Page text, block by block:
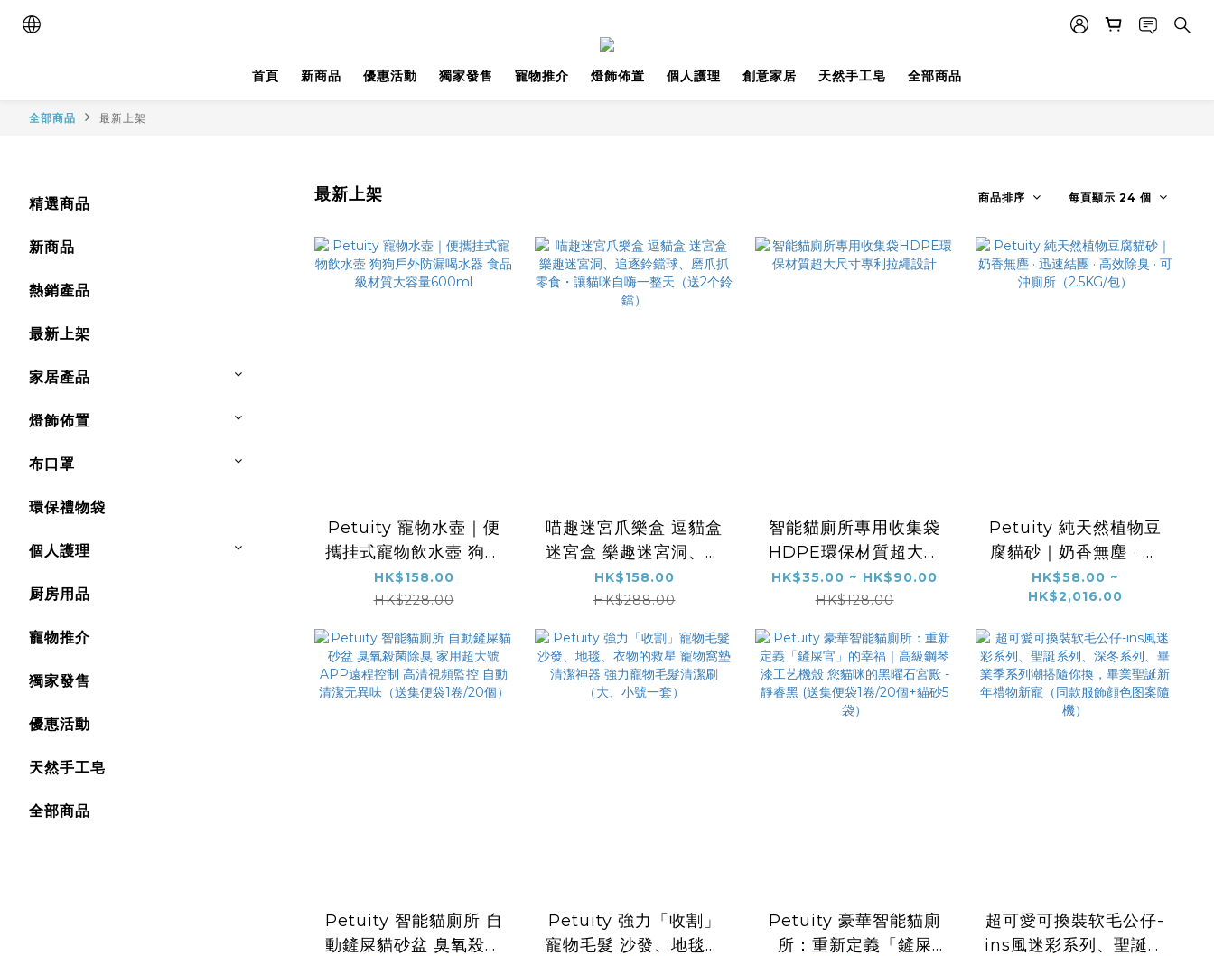
首頁 新商品 優惠活動 獨家發售 寵物推介 燈飾佈置 個人護理 創意家居 天然手工皂 全部商品
全部商品 最新上架
精選商品
新商品
熱銷產品
最新上架
家居產品
燈飾佈置
布口罩
環保禮物袋
個人護理
厨房用品
寵物推介
獨家發售
優惠活動
天然手工皂
全部商品
最新上架 商品排序 每頁顯示 24 個
Petuity 寵物水壺｜便
攜挂式寵物飲水壺 狗狗
戶外防漏喝水器 食品級
材質大容量600ml
HK$158.00
HK$228.00
喵趣迷宮爪樂盒 逗貓盒
迷宮盒 樂趣迷宮洞、追
逐鈴鐺球、磨爪抓零
食・讓貓咪自嗨一整天
HK$158.00
HK$288.00
智能貓廁所專用收集袋
HDPE環保材質超大尺
寸專利拉繩設計
HK$35.00 ~ HK$90.00
HK$128.00
Petuity 純天然植物豆
腐貓砂｜奶香無塵 · 迅
速結團 · 高效除臭 · 可
沖廁所（2.5KG/包）
HK$58.00 ~
HK$2,016.00
Petuity 智能貓廁所 自
動鏟屎貓砂盆 臭氧殺菌
Petuity 強力「收割」
寵物毛髮 沙發、地毯、
Petuity 豪華智能貓廁
所：重新定義「鏟屎
超可愛可換裝软毛公仔-
ins風迷彩系列、聖誕系